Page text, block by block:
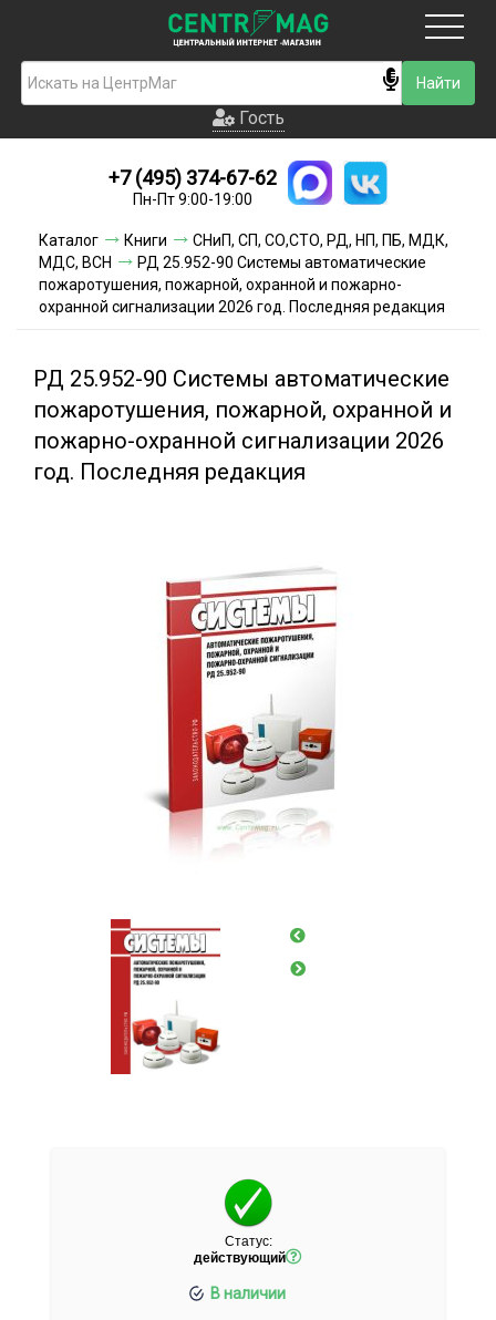
Гость
Новинки
Условия доставки
Условия оплаты
Акции и скидки
Гость
+7 (495) 374-67-62
Пн-Пт 9:00-19:00
Каталог Книги
СНиП, СП, СО,СТО, РД, НП, ПБ, МДК,
МДС, ВСН
РД 25.952-90 Системы автоматические
пожаротушения, пожарной, охранной и пожарно-
охранной сигнализации 2026 год. Последняя редакция
РД 25.952-90 Системы автоматические
пожаротушения, пожарной, охранной и
пожарно-охранной сигнализации 2026
год. Последняя редакция
Статус:
действующий
В наличии